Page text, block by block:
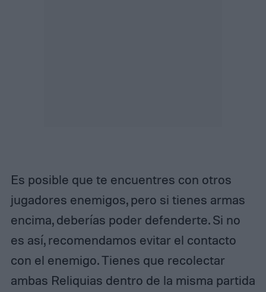
Es posible que te encuentres con otros
jugadores enemigos, pero si tienes armas
encima, deberías poder defenderte. Si no
es así, recomendamos evitar el contacto
con el enemigo. Tienes que recolectar
ambas Reliquias dentro de la misma partida